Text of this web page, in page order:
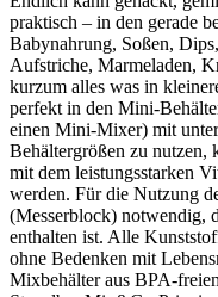
praktisch – in den gerade
Babynahrung, Soßen,
Aufstriche, Marmeladen,
kurzum alles was in
perfekt in den Mini-
einen Mini-Mixer) mit
Behältergrößen zu nutzen,
mit dem leistungsstarken
werden. Für die Nutzung
(Messerblock) notwendig,
enthalten ist. Alle
ohne Bedenken mit
Mixbehälter aus BPA-